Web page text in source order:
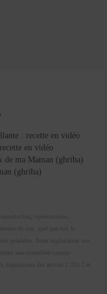
: recette en vidéo
en vidéo
de ma Maman (ghriba)
(ghriba)